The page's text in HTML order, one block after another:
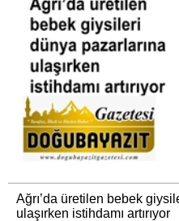
Ağrı’da üretilen bebek
ulaşırken istihdamı artırıyor